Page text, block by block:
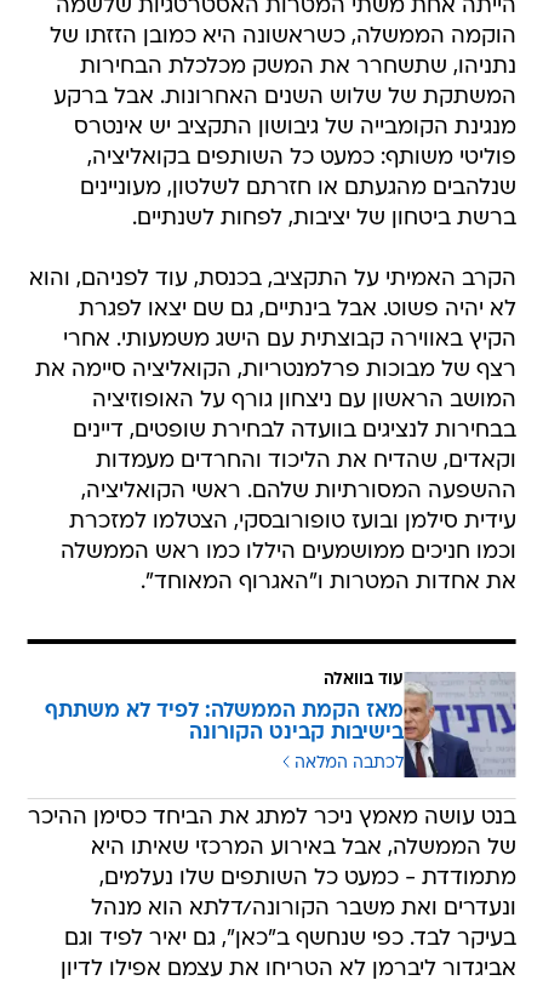
הייתה אחת משתי המטרות האסטרטגיות שלשמה
הוקמה הממשלה, כשראשונה היא כמובן הזזתו של
נתניהו, שתשחרר את המשק מכלכלת הבחירות
המשתקת של שלוש השנים האחרונות. אבל ברקע
מנגינת הקומבייה של גיבושון התקציב יש אינטרס
פוליטי משותף: כמעט כל השותפים בקואליציה,
שנלהבים מהגעתם או חזרתם לשלטון, מעוניינים
ברשת ביטחון של יציבות, לפחות לשנתיים.
הקרב האמיתי על התקציב, בכנסת, עוד לפניהם, והוא
לא יהיה פשוט. אבל בינתיים, גם שם יצאו לפגרת
הקיץ באווירה קבוצתית עם הישג משמעותי. אחרי
רצף של מבוכות פרלמנטריות, הקואליציה סיימה את
המושב הראשון עם ניצחון גורף על האופוזיציה
בבחירות לנציגים בוועדה לבחירת שופטים, דיינים
וקאדים, שהדיח את הליכוד והחרדים מעמדות
ההשפעה המסורתיות שלהם. ראשי הקואליציה,
עידית סילמן ובועז טופורובסקי, הצטלמו למזכרת
וכמו חניכים ממושמעים היללו כמו ראש הממשלה
את אחדות המטרות ו"האגרוף המאוחד".
עוד בוואלה
מאז הקמת הממשלה: לפיד לא משתתף
בישיבות קבינט הקורונה
לכתבה המלאה
בנט עושה מאמץ ניכר למתג את הביחד כסימן ההיכר
של הממשלה, אבל באירוע המרכזי שאיתו היא
מתמודדת - כמעט כל השותפים שלו נעלמים,
ונעדרים ואת משבר הקורונה/דלתא הוא מנהל
בעיקר לבד. כפי שנחשף ב"כאן", גם יאיר לפיד וגם
אביגדור ליברמן לא הטריחו את עצמם אפילו לדיון